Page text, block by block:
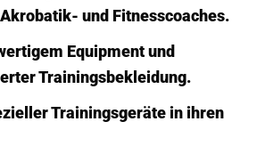
und Fitnesscoaches.
Equipment und
Trainingsbekleidung.
Trainingsgeräte in ihren